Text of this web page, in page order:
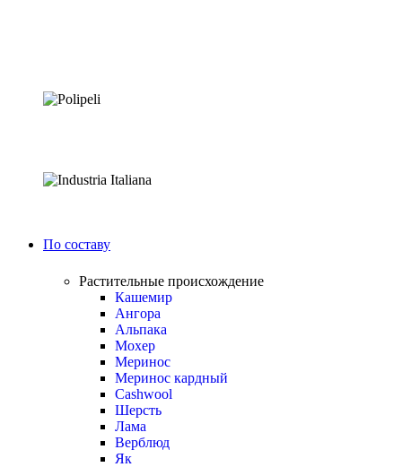
По составу
Растительные происхождение
Кашемир
Ангора
Альпака
Мохер
Меринос
Меринос кардный
Cashwool
Шерсть
Лама
Верблюд
Як